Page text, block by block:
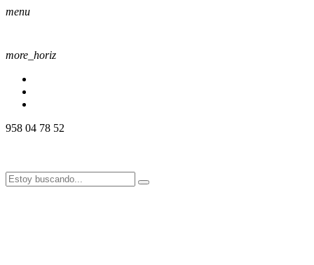
menu
more_horiz
958 04 78 52